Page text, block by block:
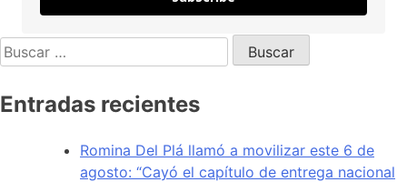
Entradas recientes
Romina Del Plá llamó a movilizar este 6 de
agosto: “Cayó el capítulo de entrega nacional